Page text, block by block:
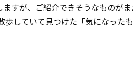
すが、ご紹介できそうなものがま
していて見つけた「気になった